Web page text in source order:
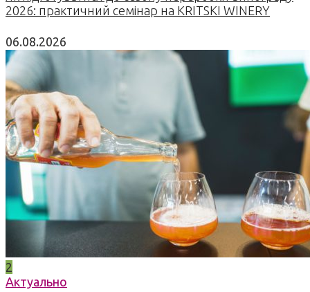
2026: практичний семінар на KRITSKI WINERY
06.08.2026
2
Актуально